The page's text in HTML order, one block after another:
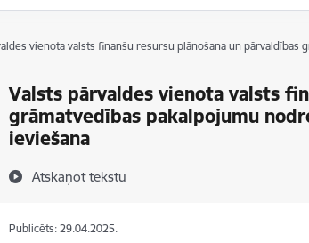
vienota valsts finanšu resursu plānošana un
Valsts pārvaldes vienota valsts
grāmatvedības pakalpojumu
ieviešana
Atskaņot tekstu
Publicēts: 29.04.2025.